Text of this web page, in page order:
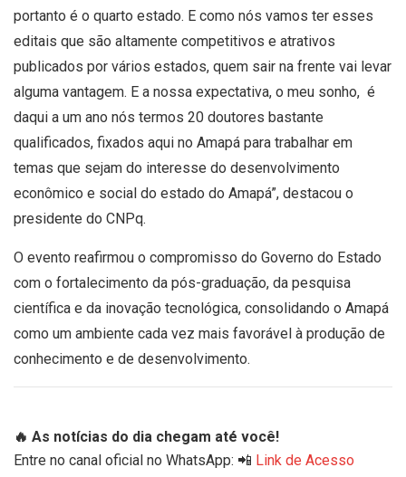
portanto é o quarto estado. E como nós vamos ter esses
editais que são altamente competitivos e atrativos
publicados por vários estados, quem sair na frente vai levar
alguma vantagem. E a nossa expectativa, o meu sonho, é
daqui a um ano nós termos 20 doutores bastante
qualificados, fixados aqui no Amapá para trabalhar em
temas que sejam do interesse do desenvolvimento
econômico e social do estado do Amapá”, destacou o
presidente do CNPq.
O evento reafirmou o compromisso do Governo do Estado
com o fortalecimento da pós-graduação, da pesquisa
científica e da inovação tecnológica, consolidando o Amapá
como um ambiente cada vez mais favorável à produção de
conhecimento e de desenvolvimento.
🔥 As notícias do dia chegam até você!
Entre no canal oficial no WhatsApp: 📲 Link de Acesso